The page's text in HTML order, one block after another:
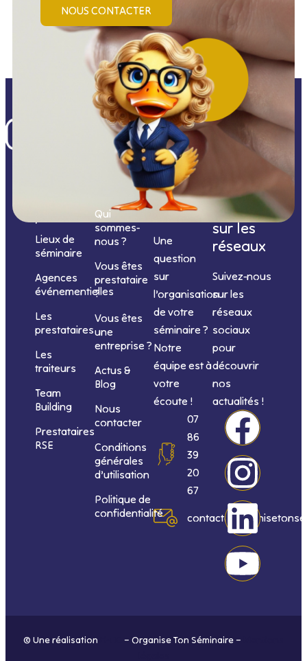
NOUS CONTACTER
prestations
Lieux de
séminaire
Agences
événementielles
Les
prestataires
Les
traiteurs
Team
Building
Prestataires
RSE
Informations
Qui
sommes-
nous ?
Vous êtes
prestataire
?
Vous êtes
une
entreprise ?
Actus &
Blog
Nous
contacter
Conditions
générales
d’utilisation
Politique de
confidentialité
Nous
contacter
Une
question
sur
l’organisation
de votre
séminaire ?
Notre
équipe est à
votre
écoute !
07
86
39
20
67
Nous
suivre
sur les
réseaux
Suivez-nous
sur les
réseaux
sociaux
pour
découvrir
nos
actualités !
F
a
c
e
b
I
n
s
t
a
L
i
n
k
e
Y
o
u
t
u
© Une réalisation – Organise Ton Séminaire –